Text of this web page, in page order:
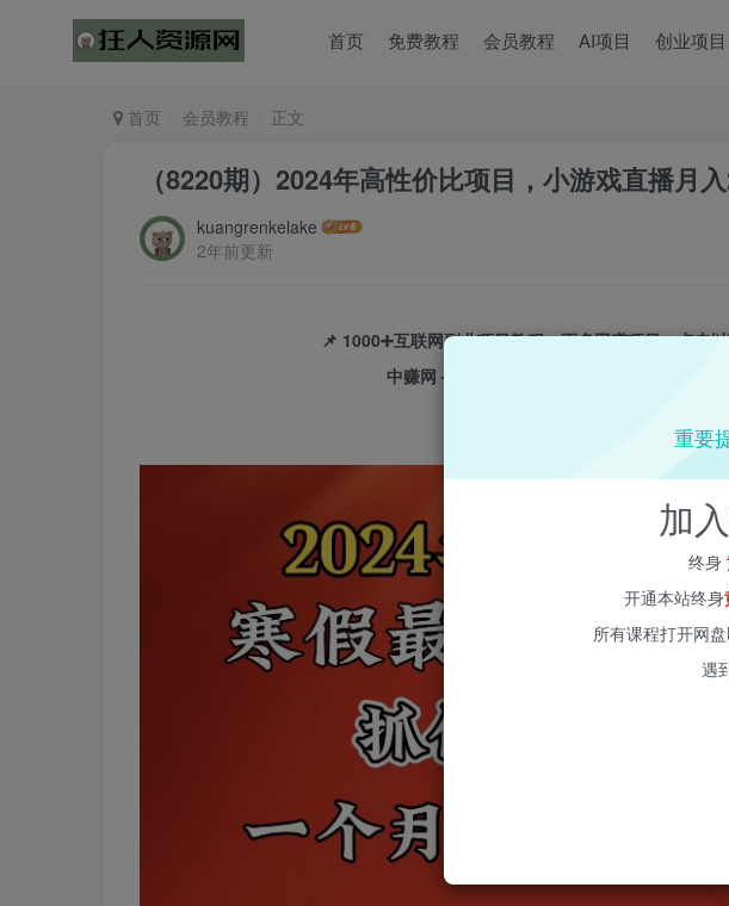
首页 免费教程 会员教程 AI项目 创业项目
首页 会员教程 正文
（8220期）2024年高性价比项目，小游戏直播月
kuangrenkelake
2年前更新
📌 1000➕互联网副业项目教程，更多网赚项目，点击
中赚网 - 分享各大收费VIP网赚项目和创业教程
重要
加
终身
开通本站终身
所有课程打开网
遇